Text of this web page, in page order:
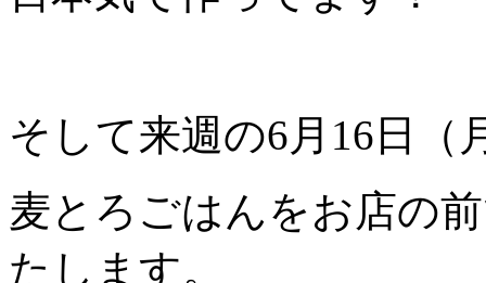
そして来週の6月16日
麦とろごはんをお店の
たします。